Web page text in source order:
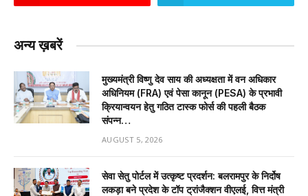
अन्य ख़बरें
मुख्यमंत्री विष्णु देव साय की अध्यक्षता में वन अधिकार
अधिनियम (FRA) एवं पेसा कानून (PESA) के प्रभावी
क्रियान्वयन हेतु गठित टास्क फोर्स की पहली बैठक
संपन्न…
AUGUST 5, 2026
सेवा सेतु पोर्टल में उत्कृष्ट प्रदर्शन: बलरामपुर के निर्दोष
लकड़ा बने प्रदेश के टॉप ट्रांजैक्शन वीएलई, वित्त मंत्री